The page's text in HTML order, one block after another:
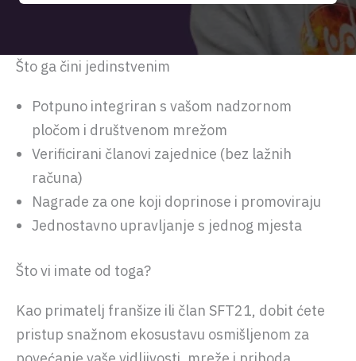
Što ga čini jedinstvenim
Potpuno integriran s vašom nadzornom
pločom i društvenom mrežom
Verificirani članovi zajednice (bez lažnih
računa)
Nagrade za one koji doprinose i promoviraju
Jednostavno upravljanje s jednog mjesta
Što vi imate od toga?
Kao primatelj franšize ili član SFT21, dobit ćete
pristup snažnom ekosustavu osmišljenom za